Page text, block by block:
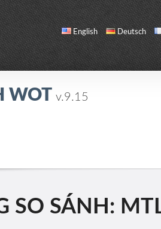
English Deutsch
WOT v.9.15
SO SÁNH: